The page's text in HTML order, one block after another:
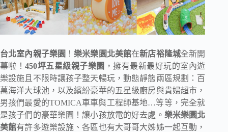
台北室內親子樂園 ！樂米樂園北美館在新店裕隆城全新開
幕啦！450坪五星級親子樂園 ，擁有最新最好玩的室內遊
樂設施且不限時讓孩子整天暢玩，動態靜態兩區規劃：百
萬海洋大球池，以及繽紛豪華的五星級廚房與貴婦超市，
男孩們最愛的TOMICA車車與工程師基地…等等，完全就
是孩子們的豪華樂園！讓小孩放電的好去處。 樂米樂園北
美館有許多遊樂設施、各區也有大哥哥大姊姊一起互動，